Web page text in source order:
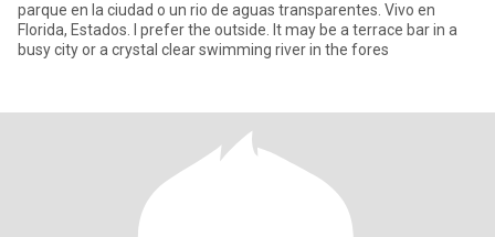
parque en la ciudad o un rio de aguas transparentes. Vivo en
Florida, Estados. I prefer the outside. It may be a terrace bar in a
busy city or a crystal clear swimming river in the fores